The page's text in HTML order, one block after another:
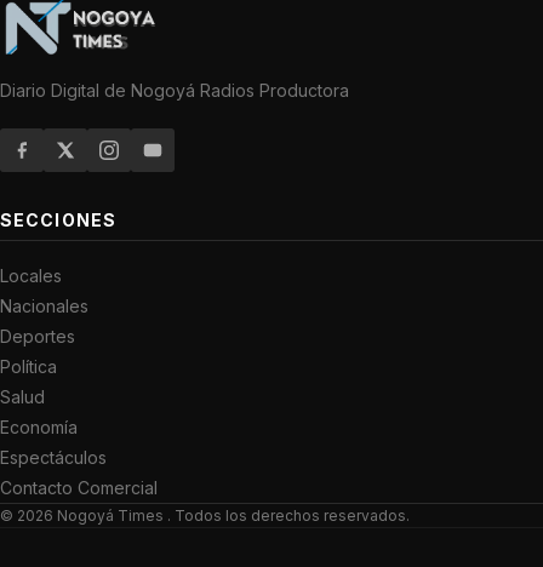
Diario Digital de Nogoyá Radios Productora
SECCIONES
Locales
Nacionales
Deportes
Política
Salud
Economía
Espectáculos
Contacto Comercial
© 2026 Nogoyá Times . Todos los derechos reservados.